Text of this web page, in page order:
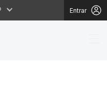
Entrar
negra